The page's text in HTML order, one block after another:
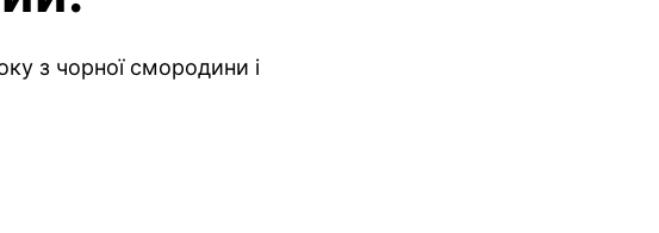
з чорної смородини і